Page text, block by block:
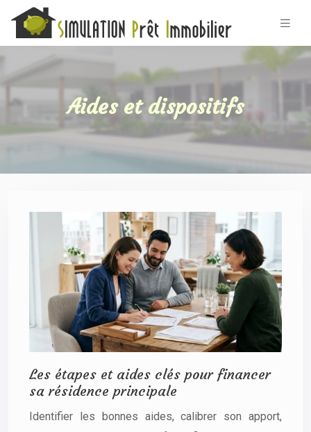
Aides et dispositifs
Les étapes et aides clés pour financer
sa résidence principale
Identifier les bonnes aides, calibrer son apport,